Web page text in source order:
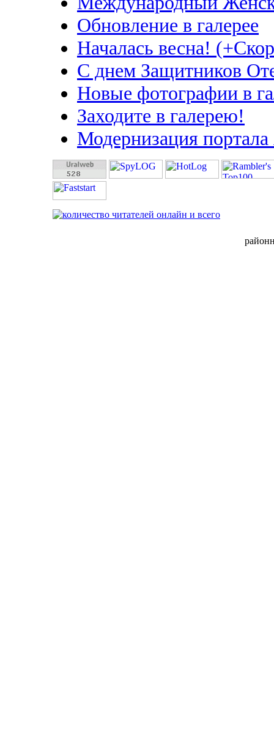
Обновление в галерее
Началась весна!
С днем Защитников
Новые фотографии в
Заходите в галерею!
Модернизация